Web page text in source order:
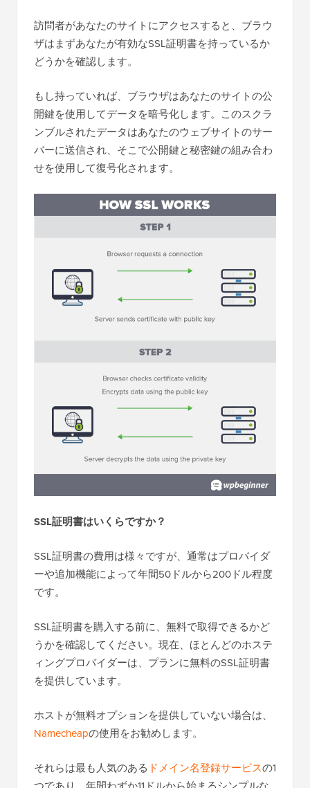
訪問者があなたのサイトにアクセスすると、ブラウ
ザはまずあなたが有効なSSL証明書を持っているか
どうかを確認します。
もし持っていれば、ブラウザはあなたのサイトの公
開鍵を使用してデータを暗号化します。このスクラ
ンブルされたデータはあなたのウェブサイトのサー
バーに送信され、そこで公開鍵と秘密鍵の組み合わ
せを使用して復号化されます。
SSL証明書はいくらですか？
SSL証明書の費用は様々ですが、通常はプロバイダ
ーや追加機能によって年間50ドルから200ドル程度
です。
SSL証明書を購入する前に、無料で取得できるかど
うかを確認してください。現在、ほとんどのホステ
ィングプロバイダーは、プランに無料のSSL証明書
を提供しています。
ホストが無料オプションを提供していない場合は、
Namecheapの使用をお勧めします。
それらは最も人気のある ドメイン名登録サービスの1